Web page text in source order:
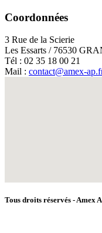
Coordonnées
3 Rue de la Scierie
Les Essarts / 76530
Tél : 02 35 18 00 21
Mail : contact@amex-
Tous droits réservés - Amex